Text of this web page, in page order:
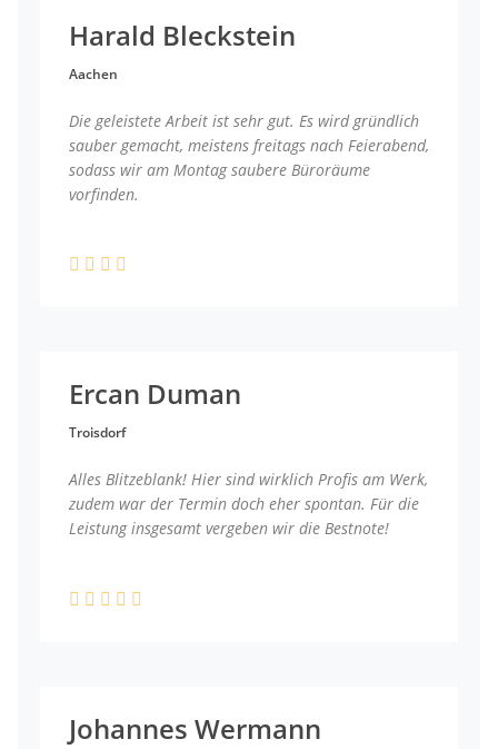
Harald Bleckstein
Aachen
Die geleistete Arbeit ist sehr gut. Es wird gründlich
sauber gemacht, meistens freitags nach Feierabend,
sodass wir am Montag saubere Büroräume
vorfinden.
Ercan Duman
Troisdorf
Alles Blitzeblank! Hier sind wirklich Profis am Werk,
zudem war der Termin doch eher spontan. Für die
Leistung insgesamt vergeben wir die Bestnote!
Johannes Wermann